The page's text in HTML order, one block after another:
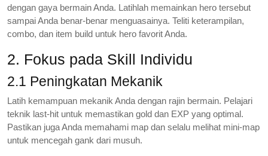
dengan gaya bermain Anda. Latihlah memainkan hero tersebut
sampai Anda benar-benar menguasainya. Teliti keterampilan,
combo, dan item build untuk hero favorit Anda.
2. Fokus pada Skill Individu
2.1 Peningkatan Mekanik
Latih kemampuan mekanik Anda dengan rajin bermain. Pelajari
teknik last-hit untuk memastikan gold dan EXP yang optimal.
Pastikan juga Anda memahami map dan selalu melihat mini-map
untuk mencegah gank dari musuh.